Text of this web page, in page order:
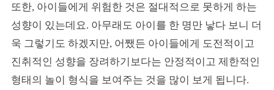
또한, 아이들에게 위험한 것은 절대적으로 못하게 하는
성향이 있는데요. 아무래도 아이를 한 명만 낳다 보니 더
욱 그렇기도 하겠지만, 어쨌든 아이들에게 도전적이고
진취적인 성향을 장려하기보다는 안정적이고 제한적인
형태의 놀이 형식을 보여주는 것을 많이 보게 됩니다.